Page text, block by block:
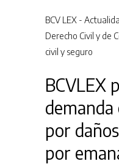
BCV LEX -
Derecho Civil y de
civil y seguro
BCVLEX
por
por